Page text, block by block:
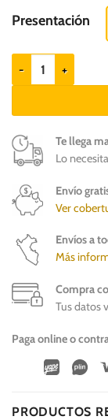
Presentación
Fórmula Natural
Te llega
Lo
Envío
Ver
Envíos a
Más
Compra
Tus datos
Paga online o
Wirecard
PRODUCTOS